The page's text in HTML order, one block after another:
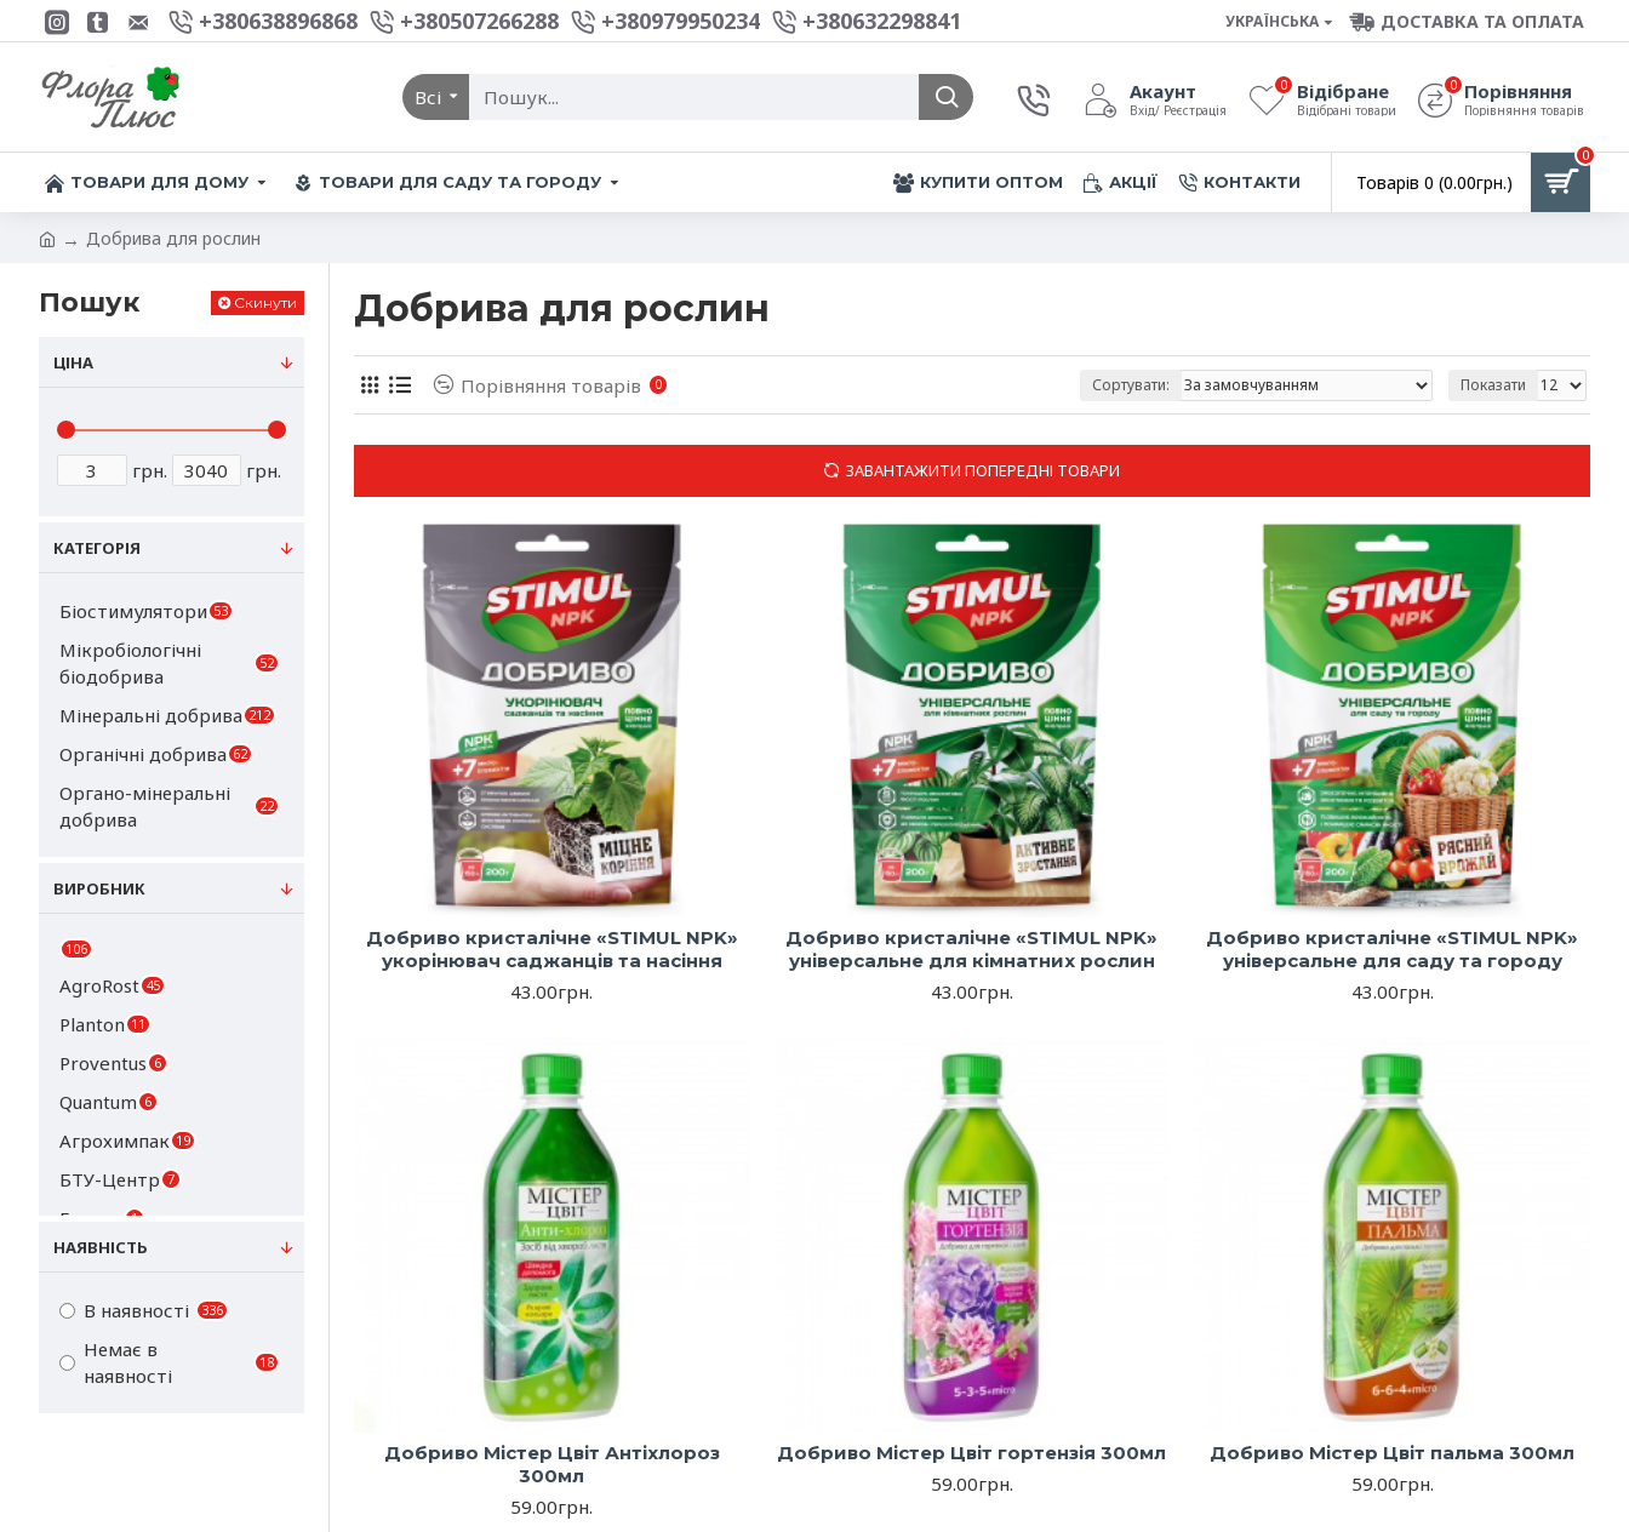
+380638896868 +380507266288 +380979950234 +380632298841 УКРАЇНСЬКА ДОСТАВКА ТА ОПЛАТА
Всі Акаунт
Вхід/ Реєстрація
Відібране
Відібрані товари
0 Порівняння
Порівняння товарів
0
ТОВАРИ ДЛЯ ДОМУ ТОВАРИ ДЛЯ САДУ ТА ГОРОДУ КУПИТИ ОПТОМ АКЦІЇ КОНТАКТИ Товарів 0 (0.00грн.)
0
Добрива для рослин
Пошук Скинути
ЦІНА
грн. грн.
КАТЕГОРІЯ
Біостимулятори 53
Мікробіологічні
біодобрива
52
Мінеральні добрива 212
Органічні добрива 62
Органо-мінеральні
добрива
22
ВИРОБНИК
106
AgroRost 45
Planton 11
Proventus 6
Quantum 6
Агрохимпак 19
БТУ-Центр 7
Гермес 1
Гилея 44
Экофлора 1
НАЯВНІСТЬ
В наявності 336
Немає в
наявності
18
Добрива для рослин
Порівняння товарів 0 Сортувати: Показати
ЗАВАНТАЖИТИ ПОПЕРЕДНІ ТОВАРИ
Добриво кристалічне «STIMUL NPK»
укорінювач саджанців та насіння
43.00грн.
Добриво кристалічне «STIMUL NPK»
універсальне для кімнатних рослин
43.00грн.
Добриво кристалічне «STIMUL NPK»
універсальне для саду та городу
43.00грн.
Добриво Містер Цвіт Антіхлороз
300мл
59.00грн.
Добриво Містер Цвіт гортензія 300мл
59.00грн.
Добриво Містер Цвіт пальма 300мл
59.00грн.